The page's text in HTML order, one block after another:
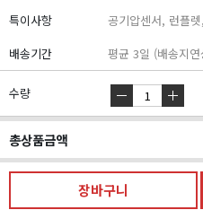
특이사항
공기압센서, 런플
배송기간
평균 3일 (배송지
수량
총상품금액